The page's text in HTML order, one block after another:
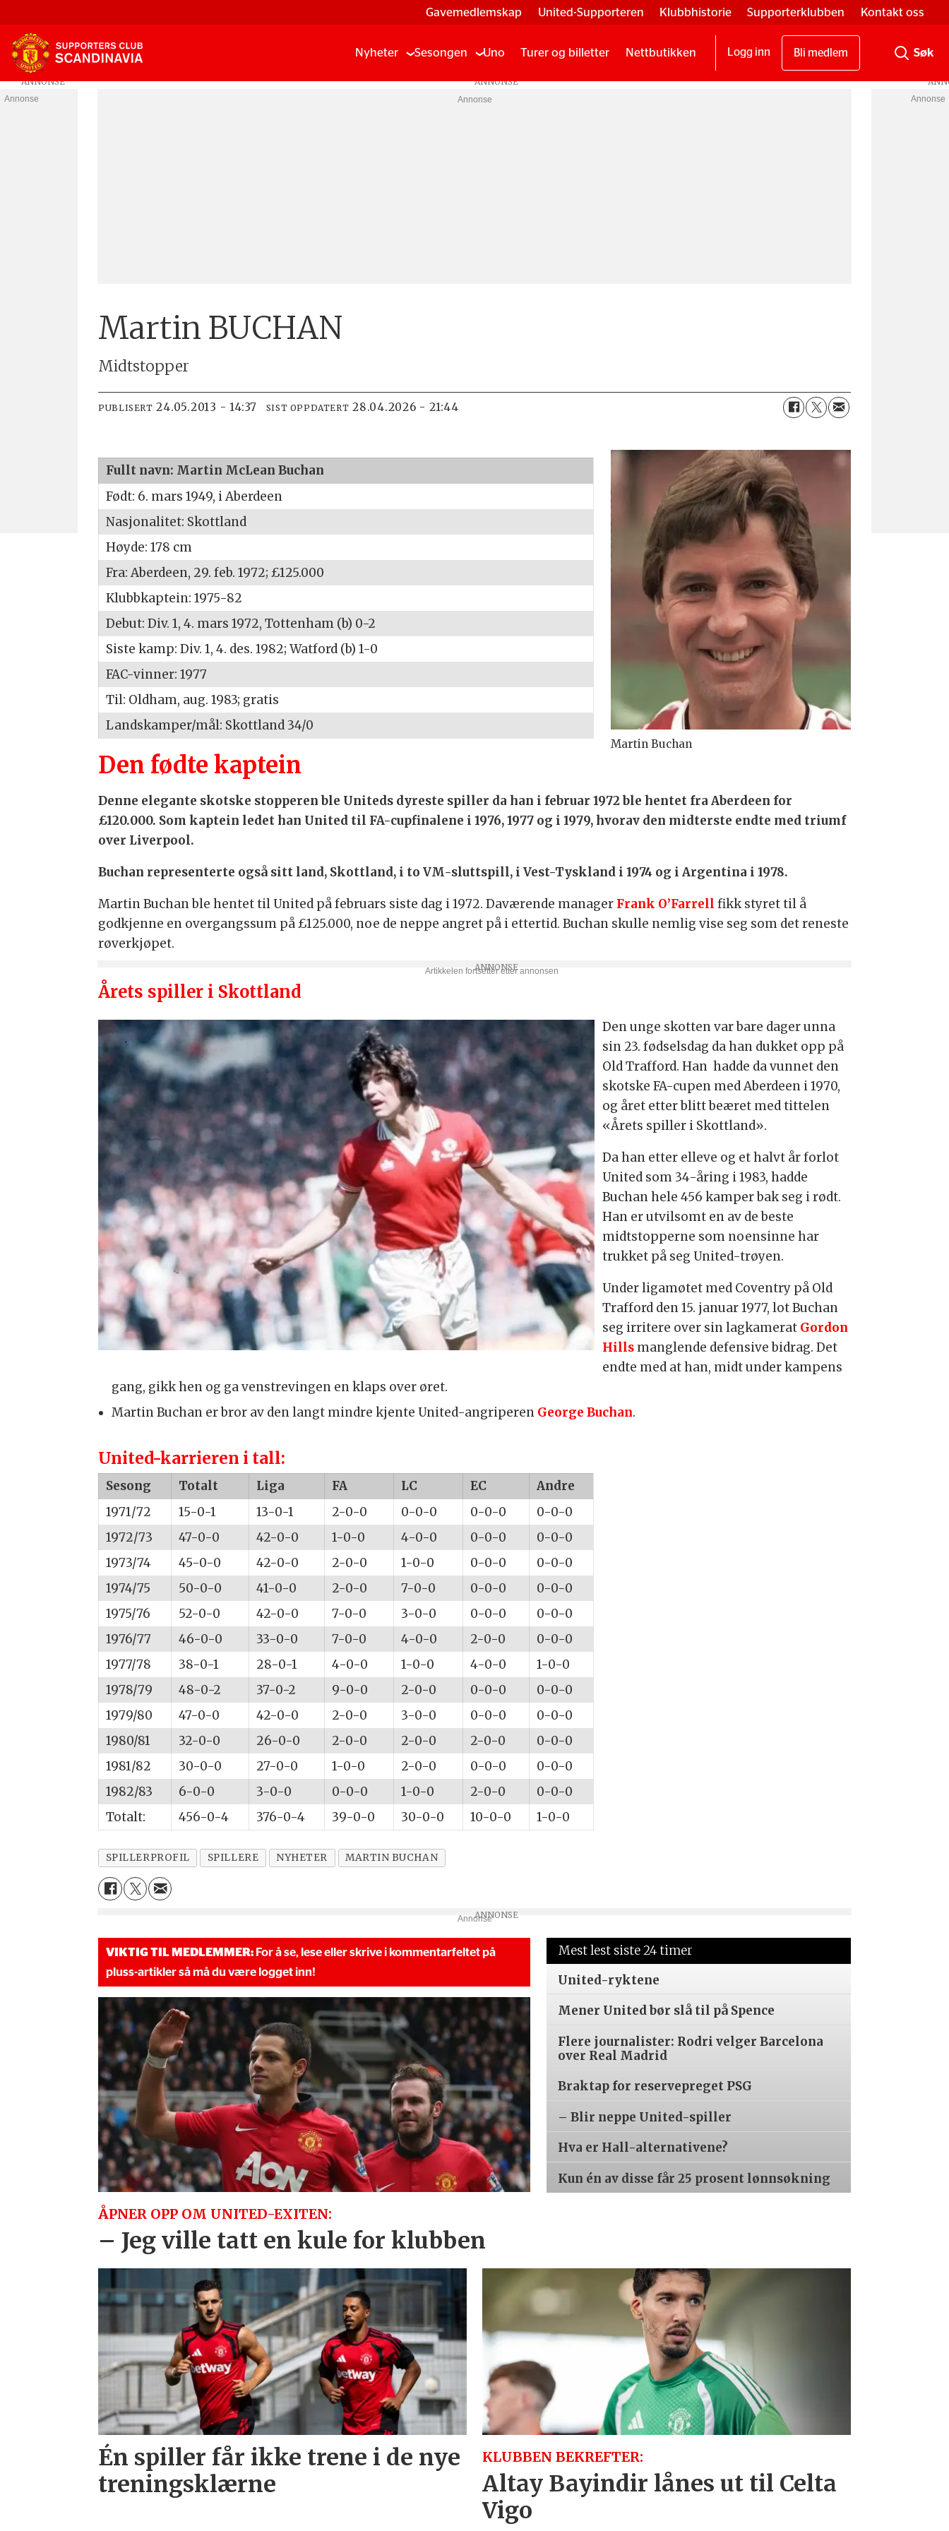
Gavemedlemskap United-Supporteren Klubbhistorie Supporterklubben Kontakt oss
Nyheter Sesongen Uno Turer og billetter Nettbutikken Logg inn Bli medlem
Annonse
Martin BUCHAN
Midtstopper
PUBLISERT 24.05.2013 - 14:37 SIST OPPDATERT 28.04.2026 - 21:44
Martin Buchan
Fullt navn: Martin McLean Buchan
Født: 6. mars 1949, i Aberdeen
Nasjonalitet: Skottland
Høyde: 178 cm
Fra: Aberdeen, 29. feb. 1972; £125.000
Klubbkaptein: 1975-82
Debut: Div. 1, 4. mars 1972, Tottenham (b) 0-2
Siste kamp: Div. 1, 4. des. 1982; Watford (b) 1-0
FAC-vinner: 1977
Til: Oldham, aug. 1983; gratis
Landskamper/mål: Skottland 34/0
Den fødte kaptein
Denne elegante skotske stopperen ble Uniteds dyreste spiller da han i februar 1972 ble hentet fra Aberdeen for
£120.000. Som kaptein ledet han United til FA-cupfinalene i 1976, 1977 og i 1979, hvorav den midterste endte med triumf
over Liverpool.
Buchan representerte også sitt land, Skottland, i to VM-sluttspill, i Vest-Tyskland i 1974 og i Argentina i 1978.
Martin Buchan ble hentet til United på februars siste dag i 1972. Daværende manager Frank O’Farrell fikk styret til å
godkjenne en overgangssum på £125.000, noe de neppe angret på i ettertid. Buchan skulle nemlig vise seg som det reneste
røverkjøpet.
Årets spiller i Skottland
Den unge skotten var bare dager unna
sin 23. fødselsdag da han dukket opp på
Old Trafford. Han hadde da vunnet den
skotske FA-cupen med Aberdeen i 1970,
og året etter blitt beæret med tittelen
«Årets spiller i Skottland».
Da han etter elleve og et halvt år forlot
United som 34-åring i 1983, hadde
Buchan hele 456 kamper bak seg i rødt.
Han er utvilsomt en av de beste
midtstopperne som noensinne har
trukket på seg United-trøyen.
Under ligamøtet med Coventry på Old
Trafford den 15. januar 1977, lot Buchan
seg irritere over sin lagkamerat Gordon
Hills manglende defensive bidrag. Det
endte med at han, midt under kampens
gang, gikk hen og ga venstrevingen en klaps over øret.
Martin Buchan er bror av den langt mindre kjente United-angriperen George Buchan.
United-karrieren i tall:
Sesong Totalt Liga FA LC EC
Andre
1971/72
15-0-1 13-0-1 2-0-0 0-0-0 0-0-0
0-0-0
1972/73
47-0-0 42-0-0 1-0-0 4-0-0 0-0-0
0-0-0
1973/74
45-0-0 42-0-0 2-0-0 1-0-0 0-0-0
0-0-0
1974/75
50-0-0 41-0-0 2-0-0 7-0-0 0-0-0
0-0-0
1975/76
52-0-0 42-0-0 7-0-0 3-0-0 0-0-0
0-0-0
1976/77
46-0-0 33-0-0 7-0-0 4-0-0 2-0-0
0-0-0
1977/78
38-0-1 28-0-1 4-0-0 1-0-0 4-0-0
1-0-0
1978/79
48-0-2 37-0-2 9-0-0 2-0-0 0-0-0
0-0-0
1979/80
47-0-0 42-0-0 2-0-0 3-0-0 0-0-0
0-0-0
1980/81
32-0-0 26-0-0 2-0-0 2-0-0 2-0-0
0-0-0
1981/82
30-0-0 27-0-0 1-0-0 2-0-0 0-0-0
0-0-0
1982/83
6-0-0 3-0-0 0-0-0 1-0-0 2-0-0
0-0-0
Totalt:
456-0-4 376-0-4 39-0-0 30-0-0 10-0-0 1-0-0
SPILLERPROFIL SPILLERE NYHETER MARTIN BUCHAN
Annonse
VIKTIG TIL MEDLEMMER: For å se, lese eller skrive i kommentarfeltet på
pluss-artikler så må du være logget inn!
ÅPNER OPP OM UNITED-EXITEN:
– Jeg ville tatt en kule for klubben
Mest lest siste 24 timer
United-ryktene
Mener United bør slå til på Spence
Flere journalister: Rodri velger Barcelona
over Real Madrid
Braktap for reservepreget PSG
– Blir neppe United-spiller
Hva er Hall-alternativene?
Kun én av disse får 25 prosent lønnsøkning
Én spiller får ikke trene i de nye
treningsklærne
KLUBBEN BEKREFTER:
Altay Bayindir lånes ut til Celta
Vigo
Annonse Annonse